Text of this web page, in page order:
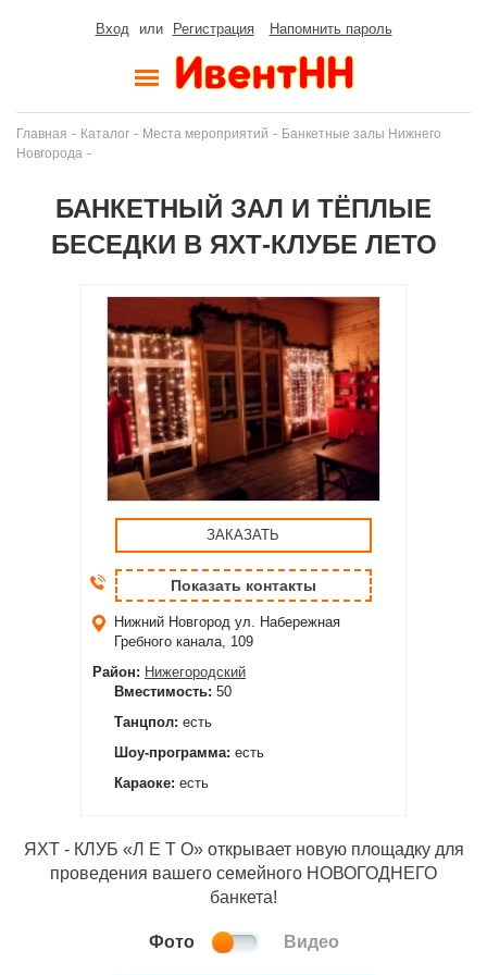
Вход или Регистрация Напомнить пароль
Главная - Каталог - Места мероприятий - Банкетные залы Нижнего
Новгорода -
БАНКЕТНЫЙ ЗАЛ И ТЁПЛЫЕ
БЕСЕДКИ В ЯХТ-КЛУБЕ ЛЕТО
ЗАКАЗАТЬ
Показать контакты
Нижний Новгород ул. Набережная
Гребного канала, 109
Район: Нижегородский
Вместимость: 50
Танцпол: есть
Шоу-программа: есть
Караоке: есть
ЯХТ - КЛУБ «Л Е Т О» открывает новую площадку для
проведения вашего семейного НОВОГОДНЕГО
банкета!
Фото Видео